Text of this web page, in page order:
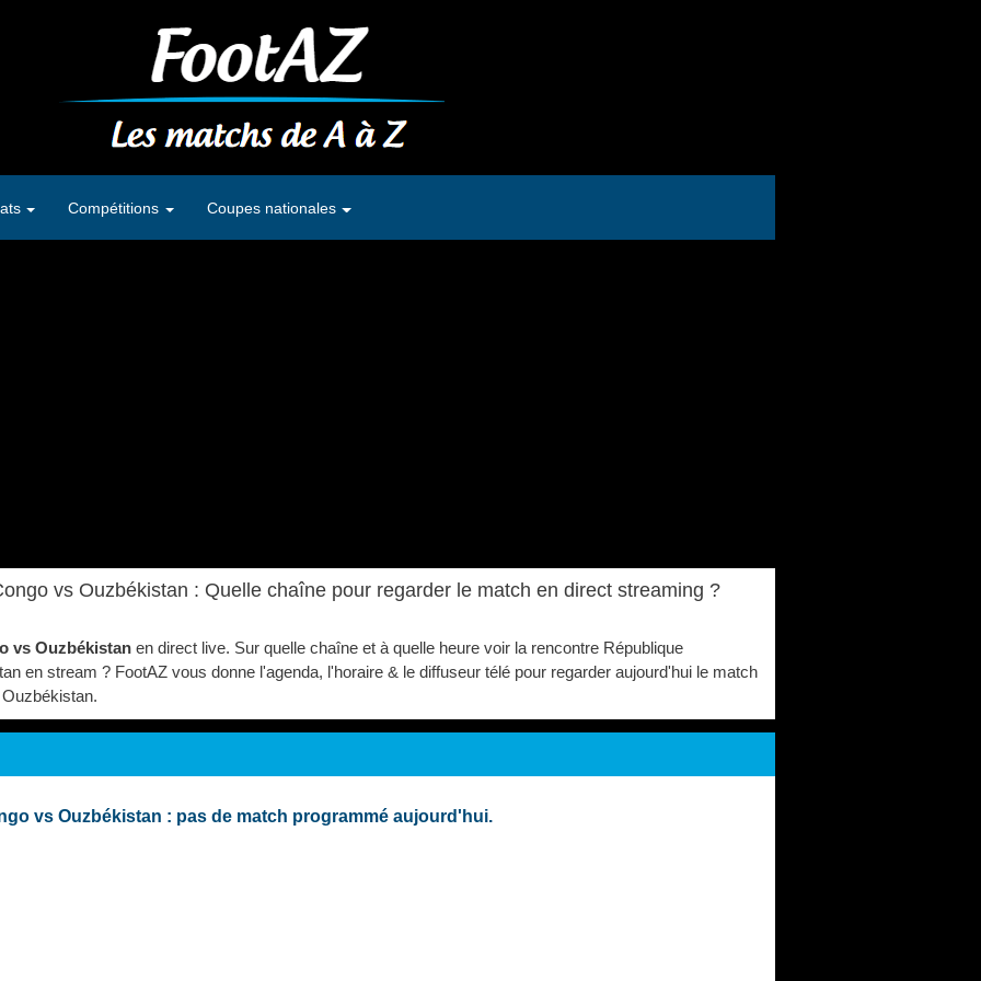
vs Ouzbékistan : Quelle chaîne pour regarder le match en direct streaming ?
vs Ouzbékistan en direct live. Sur quelle chaîne et à quelle heure voir la rencontre République
en stream ? FootAZ vous donne l'agenda, l'horaire & le diffuseur télé pour regarder aujourd'hui le match
vs Ouzbékistan : pas de match programmé aujourd'hui.
Compétitions Coupes nationales